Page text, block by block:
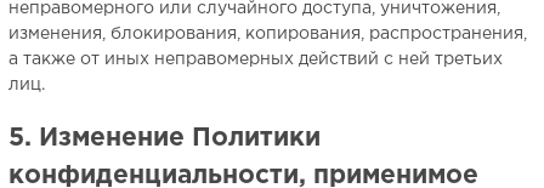
неправомерного или случайного доступа, уничтожения,
изменения, блокирования, копирования, распространения,
а также от иных неправомерных действий с ней третьих
лиц.
5. Изменение Политики
конфиденциальности, применимое